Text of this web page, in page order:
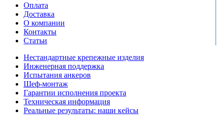
Оплата
Доставка
О компании
Контакты
Статьи
Нестандартные крепежные изделия
Инженерная поддержка
Испытания анкеров
Шеф-монтаж
Гарантии исполнения проекта
Техническая информация
Реальные результаты: наши кейсы